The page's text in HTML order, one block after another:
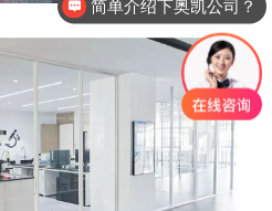
奥凯除尘布袋质量有保证吗？